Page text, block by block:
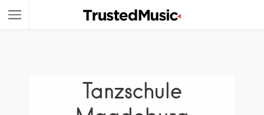
Tanzschule